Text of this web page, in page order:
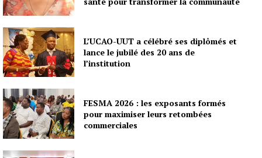
L’UCAO-UUT a célébré ses diplômés et
lance le jubilé des 20 ans de
l’institution
FESMA 2026 : les exposants formés
pour maximiser leurs retombées
commerciales